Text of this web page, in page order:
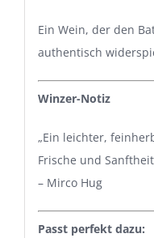
Ein Wein, der den
authentisch
Winzer-Notiz
„Ein leichter,
Frische und
– Mirco Hug
Passt perfekt dazu: